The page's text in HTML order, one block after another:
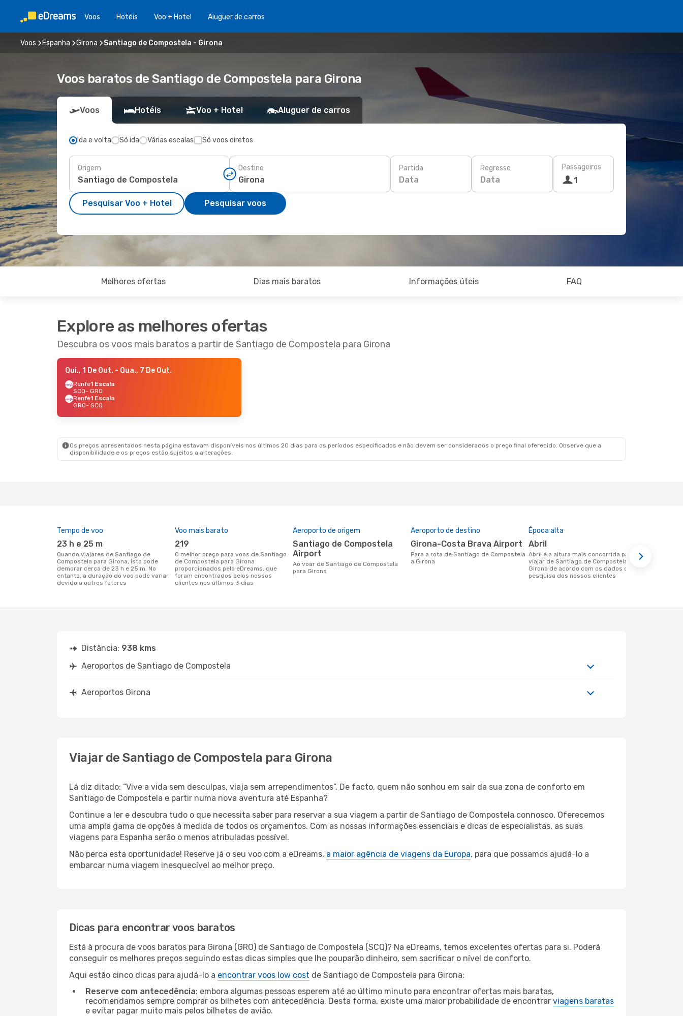
Voos Hotéis Voo + Hotel Aluguer de carros
Voos Espanha Girona Santiago de Compostela - Girona
Voos baratos de Santiago de Compostela para Girona
Voos Hotéis Voo + Hotel Aluguer de carros
Ida e volta Só ida Várias escalas Só voos diretos
Origem Destino Partida
Data
Regresso
Data
Passageiros
1
Pesquisar Voo + Hotel Pesquisar voos
Melhores ofertas Dias mais baratos Informações úteis FAQ
Explore as melhores ofertas
Descubra os voos mais baratos a partir de Santiago de Compostela para Girona
Qui., 1 De Out. - Qua., 7 De Out.
Renfe1 Escala
SCQ- GRO
Renfe1 Escala
GRO- SCQ
Os preços apresentados nesta página estavam disponíveis nos últimos 20 dias para os períodos especificados e não devem ser considerados o preço final oferecido. Observe que a
disponibilidade e os preços estão sujeitos a alterações.
Tempo de voo
23 h e 25 m
Quando viajares de Santiago de
Compostela para Girona, isto pode
demorar cerca de 23 h e 25 m. No
entanto, a duração do voo pode variar
devido a outros fatores
Voo mais barato
219
O melhor preço para voos de Santiago
de Compostela para Girona
proporcionados pela eDreams, que
foram encontrados pelos nossos
clientes nos últimos 3 dias
Aeroporto de origem
Santiago de Compostela
Airport
Ao voar de Santiago de Compostela
para Girona
Aeroporto de destino
Girona-Costa Brava Airport
Para a rota de Santiago de Compostela
a Girona
Época alta
abril
abril é a altura mais concorrida para
viajar de Santiago de Compostela para
Girona de acordo com os dados de
pesquisa dos nossos clientes
Distância: 938 kms
Aeroportos de Santiago de Compostela
Aeroportos Girona
Viajar de Santiago de Compostela para Girona
Lá diz ditado: “Vive a vida sem desculpas, viaja sem arrependimentos”. De facto, quem não sonhou em sair da sua zona de conforto em
Santiago de Compostela e partir numa nova aventura até Espanha?
Continue a ler e descubra tudo o que necessita saber para reservar a sua viagem a partir de Santiago de Compostela connosco. Oferecemos
uma ampla gama de opções à medida de todos os orçamentos. Com as nossas informações essenciais e dicas de especialistas, as suas
viagens para Espanha serão o menos atribuladas possível.
Não perca esta oportunidade! Reserve já o seu voo com a eDreams, a maior agência de viagens da Europa, para que possamos ajudá-lo a
embarcar numa viagem inesquecível ao melhor preço.
Dicas para encontrar voos baratos
Está à procura de voos baratos para Girona (GRO) de Santiago de Compostela (SCQ)? Na eDreams, temos excelentes ofertas para si. Poderá
conseguir os melhores preços seguindo estas dicas simples que lhe pouparão dinheiro, sem sacrificar o nível de conforto.
Aqui estão cinco dicas para ajudá-lo a encontrar voos low cost de Santiago de Compostela para Girona:
Reserve com antecedência: embora algumas pessoas esperem até ao último minuto para encontrar ofertas mais baratas,
recomendamos sempre comprar os bilhetes com antecedência. Desta forma, existe uma maior probabilidade de encontrar viagens baratas
e evitar pagar muito mais pelos bilhetes de avião.